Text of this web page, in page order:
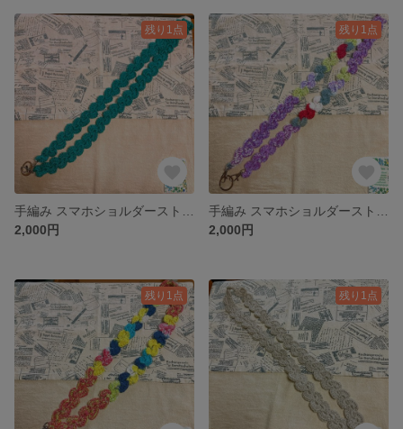
残り1点
2,000円
残り1点
2,000円
残り1点 残り1点